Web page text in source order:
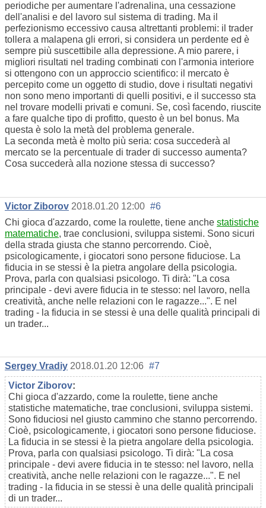
periodiche per aumentare l'adrenalina, una cessazione
dell'analisi e del lavoro sul sistema di trading. Ma il
perfezionismo eccessivo causa altrettanti problemi: il trader
tollera a malapena gli errori, si considera un perdente ed è
sempre più suscettibile alla depressione. A mio parere, i
migliori risultati nel trading combinati con l'armonia interiore
si ottengono con un approccio scientifico: il mercato è
percepito come un oggetto di studio, dove i risultati negativi
non sono meno importanti di quelli positivi, e il successo sta
nel trovare modelli privati e comuni. Se, così facendo, riuscite
a fare qualche tipo di profitto, questo è un bel bonus. Ma
questa è solo la metà del problema generale.
La seconda metà è molto più seria: cosa succederà al
mercato se la percentuale di trader di successo aumenta?
Cosa succederà alla nozione stessa di successo?
Victor Ziborov 2018.01.20 12:00 #6
Chi gioca d'azzardo, come la roulette, tiene anche statistiche
matematiche, trae conclusioni, sviluppa sistemi. Sono sicuri
della strada giusta che stanno percorrendo. Cioè,
psicologicamente, i giocatori sono persone fiduciose. La
fiducia in se stessi è la pietra angolare della psicologia.
Prova, parla con qualsiasi psicologo. Ti dirà: "La cosa
principale - devi avere fiducia in te stesso: nel lavoro, nella
creatività, anche nelle relazioni con le ragazze...". E nel
trading - la fiducia in se stessi è una delle qualità principali di
un trader...
Sergey Vradiy 2018.01.20 12:06 #7
Victor Ziborov:
Chi gioca d'azzardo, come la roulette, tiene anche
statistiche matematiche, trae conclusioni, sviluppa sistemi.
Sono fiduciosi nel giusto cammino che stanno percorrendo.
Cioè, psicologicamente, i giocatori sono persone fiduciose.
La fiducia in se stessi è la pietra angolare della psicologia.
Prova, parla con qualsiasi psicologo. Ti dirà: "La cosa
principale - devi avere fiducia in te stesso: nel lavoro, nella
creatività, anche nelle relazioni con le ragazze...". E nel
trading - la fiducia in se stessi è una delle qualità principali
di un trader...